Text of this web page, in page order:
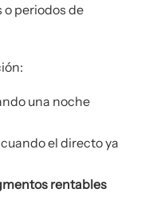
o periodos de
una noche
cuando el directo ya
rentables